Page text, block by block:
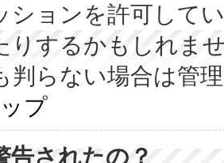
ションを許可して
りするかもしれま
判らない場合は管
プ
告されたの？